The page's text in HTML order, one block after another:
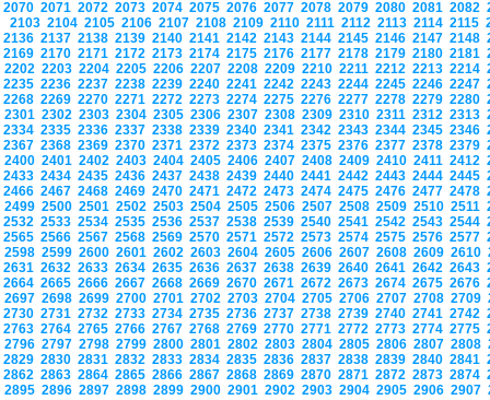
2070 2071 2072 2073 2074 2075 2076 2077 2078 2079 2080 2081 2082
2103 2104 2105 2106 2107 2108 2109 2110 2111 2112 2113 2114 2115
2136 2137 2138 2139 2140 2141 2142 2143 2144 2145 2146 2147 2148
2169 2170 2171 2172 2173 2174 2175 2176 2177 2178 2179 2180 2181
2202 2203 2204 2205 2206 2207 2208 2209 2210 2211 2212 2213 2214
2235 2236 2237 2238 2239 2240 2241 2242 2243 2244 2245 2246 2247
2268 2269 2270 2271 2272 2273 2274 2275 2276 2277 2278 2279 2280
2301 2302 2303 2304 2305 2306 2307 2308 2309 2310 2311 2312 2313
2334 2335 2336 2337 2338 2339 2340 2341 2342 2343 2344 2345 2346
2367 2368 2369 2370 2371 2372 2373 2374 2375 2376 2377 2378 2379
2400 2401 2402 2403 2404 2405 2406 2407 2408 2409 2410 2411 2412
2433 2434 2435 2436 2437 2438 2439 2440 2441 2442 2443 2444 2445
2466 2467 2468 2469 2470 2471 2472 2473 2474 2475 2476 2477 2478
2499 2500 2501 2502 2503 2504 2505 2506 2507 2508 2509 2510 2511
2532 2533 2534 2535 2536 2537 2538 2539 2540 2541 2542 2543 2544
2565 2566 2567 2568 2569 2570 2571 2572 2573 2574 2575 2576 2577
2598 2599 2600 2601 2602 2603 2604 2605 2606 2607 2608 2609 2610
2631 2632 2633 2634 2635 2636 2637 2638 2639 2640 2641 2642 2643
2664 2665 2666 2667 2668 2669 2670 2671 2672 2673 2674 2675 2676
2697 2698 2699 2700 2701 2702 2703 2704 2705 2706 2707 2708 2709
2730 2731 2732 2733 2734 2735 2736 2737 2738 2739 2740 2741 2742
2763 2764 2765 2766 2767 2768 2769 2770 2771 2772 2773 2774 2775
2796 2797 2798 2799 2800 2801 2802 2803 2804 2805 2806 2807 2808
2829 2830 2831 2832 2833 2834 2835 2836 2837 2838 2839 2840 2841
2862 2863 2864 2865 2866 2867 2868 2869 2870 2871 2872 2873 2874
2895 2896 2897 2898 2899 2900 2901 2902 2903 2904 2905 2906 2907